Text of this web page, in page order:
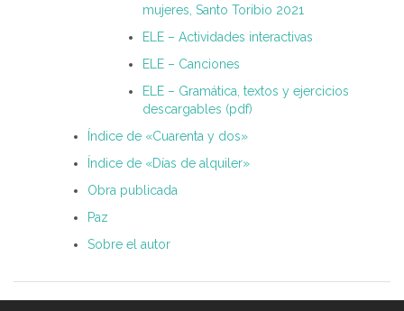
mujeres, Santo Toribio 2021
ELE – Actividades interactivas
ELE – Canciones
ELE – Gramática, textos y ejercicios
descargables (pdf)
Índice de «Cuarenta y dos»
Índice de «Días de alquiler»
Obra publicada
Paz
Sobre el autor